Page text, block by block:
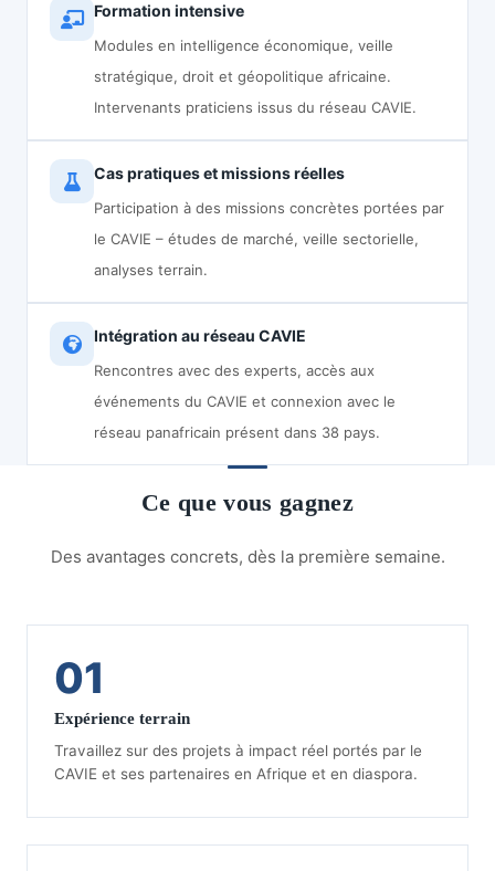
Formation intensive
Modules en intelligence économique, veille
stratégique, droit et géopolitique africaine.
Intervenants praticiens issus du réseau CAVIE.
Cas pratiques et missions réelles
Participation à des missions concrètes portées par
le CAVIE – études de marché, veille sectorielle,
analyses terrain.
Intégration au réseau CAVIE
Rencontres avec des experts, accès aux
événements du CAVIE et connexion avec le
réseau panafricain présent dans 38 pays.
Ce que vous gagnez
Des avantages concrets, dès la première semaine.
01
Expérience terrain
Travaillez sur des projets à impact réel portés par le
CAVIE et ses partenaires en Afrique et en diaspora.